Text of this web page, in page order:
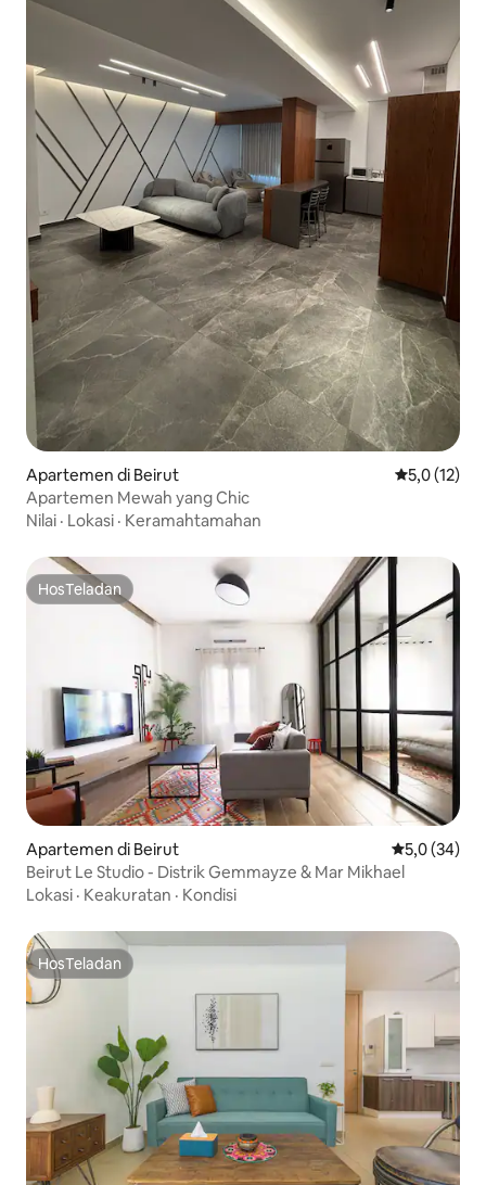
Apartemen di Beirut Nilai rata-
5,0 (12)
Apartemen Mewah yang Chic
Nilai · Lokasi · Keramahtamahan
HosTeladan
HosTeladan
Apartemen di Beirut Nilai rata-
5,0 (34)
Beirut Le Studio - Distrik Gemmayze & Mar Mikhael
Lokasi · Keakuratan · Kondisi
HosTeladan
HosTeladan